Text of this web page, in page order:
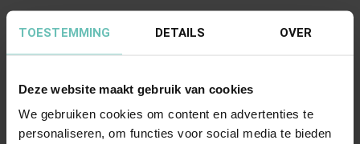
TOESTEMMING DETAILS OVER
Deze website maakt gebruik van cookies
We gebruiken cookies om content en advertenties te
personaliseren, om functies voor social media te bieden